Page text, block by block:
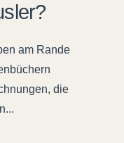
am Rande
die